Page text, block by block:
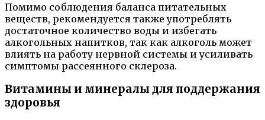
Помимо соблюдения баланса питательных
веществ, рекомендуется также употреблять
достаточное количество воды и избегать
алкогольных напитков, так как алкоголь может
влиять на работу нервной системы и усиливать
симптомы рассеянного склероза.
Витамины и минералы для поддержания
здоровья